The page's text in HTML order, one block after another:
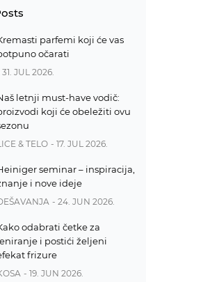
parfemi koji će vas
očarati
31. JUL 2026.
letnji must-have vodič:
koji će obeležiti ovu
& TELO - 17. JUL 2026.
seminar – inspiracija,
i nove ideje
- 24. JUN 2026.
odabrati četke za
i postići željeni
frizure
- 19. JUN 2026.